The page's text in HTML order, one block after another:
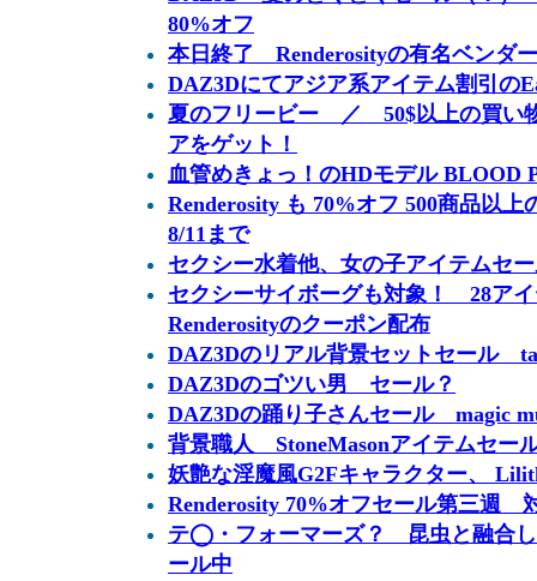
80%オフ
本日終了 Renderosityの有名ベンダ
DAZ3Dにてアジア系アイテム割引の
夏のフリービー ／ 50$以上の買い物
アをゲット！
血管めきょっ！のHDモデル BLOOD
Renderosity も 70%オフ 500商品以上
8/11まで
セクシー水着他、女の子アイテムセ
セクシーサイボーグも対象！ 28ア
Renderosityのクーポン配布
DAZ3Dのリアル背景セットセール
DAZ3Dのゴツい男 セール？
DAZ3Dの踊り子さんセール magic
背景職人 StoneMasonアイテムセー
妖艶な淫魔風G2Fキャラクター、
Renderosity 70%オフセール第三週
テ◯・フォーマーズ？ 昆虫と融合し
ール中